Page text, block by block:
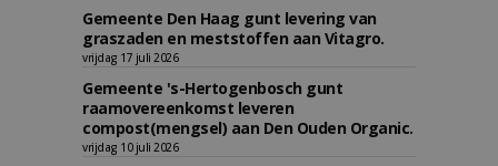
Gemeente Den Haag gunt levering van
graszaden en meststoffen aan Vitagro.
vrijdag 17 juli 2026
Gemeente 's-Hertogenbosch gunt
raamovereenkomst leveren
compost(mengsel) aan Den Ouden Organic.
vrijdag 10 juli 2026